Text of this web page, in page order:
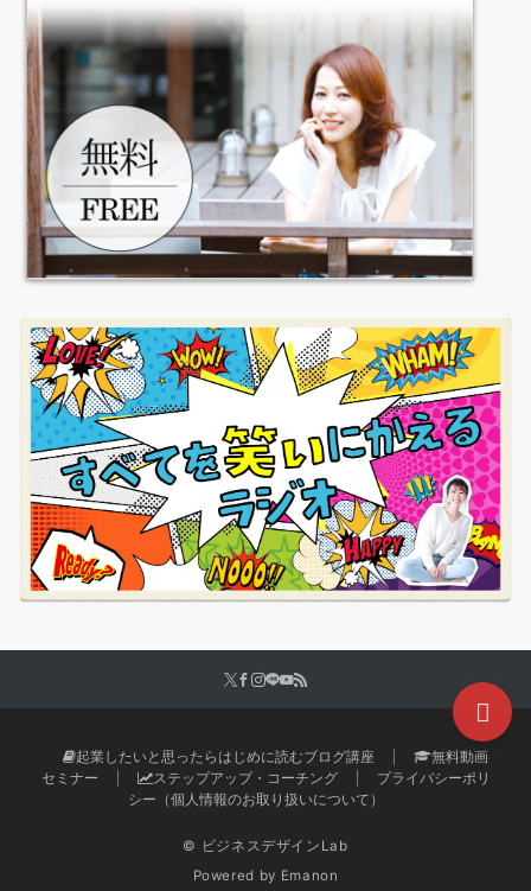
起業したいと思ったらはじめに読むブログ講座
無料動画
セミナー
ステップアップ・コーチング
プライバシーポリ
シー（個人情報のお取り扱いについて）
© ビジネスデザインLab
Powered by Emanon